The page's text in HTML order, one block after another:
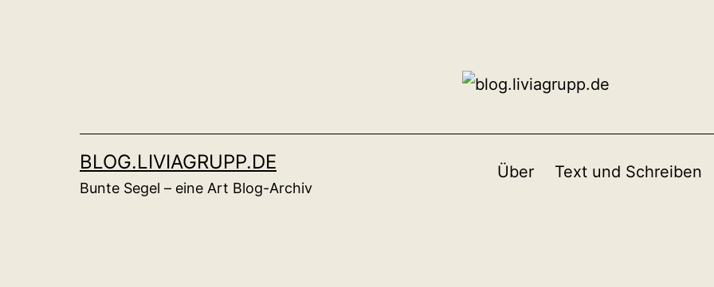
BLOG.LIVIAGRUPP.DE
Bunte Segel – eine Art Blog-Archiv
Über Text und Schreiben